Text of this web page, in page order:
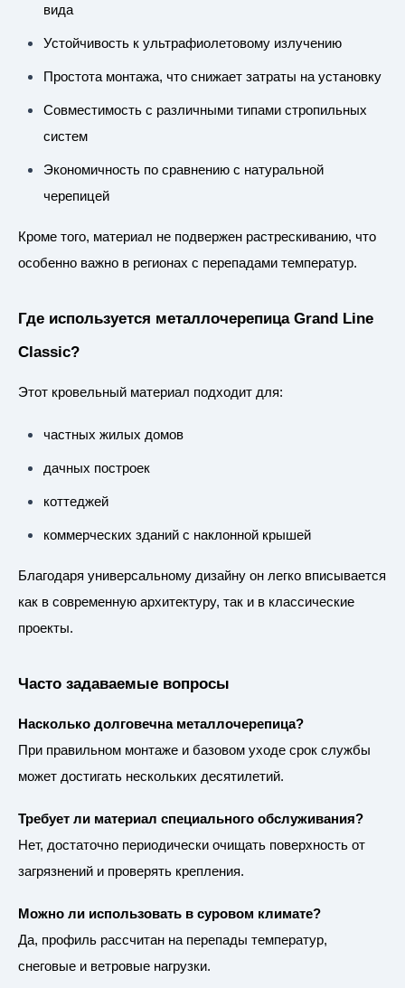
вида
Устойчивость к ультрафиолетовому излучению
Простота монтажа, что снижает затраты на установку
Совместимость с различными типами стропильных
систем
Экономичность по сравнению с натуральной
черепицей
Кроме того, материал не подвержен растрескиванию, что
особенно важно в регионах с перепадами температур.
Где используется металлочерепица Grand Line
Classic?
Этот кровельный материал подходит для:
частных жилых домов
дачных построек
коттеджей
коммерческих зданий с наклонной крышей
Благодаря универсальному дизайну он легко вписывается
как в современную архитектуру, так и в классические
проекты.
Часто задаваемые вопросы
Насколько долговечна металлочерепица?
При правильном монтаже и базовом уходе срок службы
может достигать нескольких десятилетий.
Требует ли материал специального обслуживания?
Нет, достаточно периодически очищать поверхность от
загрязнений и проверять крепления.
Можно ли использовать в суровом климате?
Да, профиль рассчитан на перепады температур,
снеговые и ветровые нагрузки.